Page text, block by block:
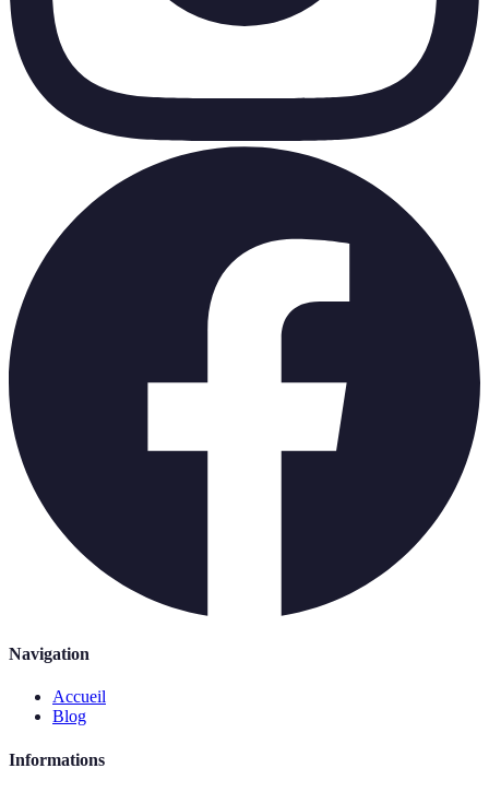
Navigation
Accueil
Blog
Informations